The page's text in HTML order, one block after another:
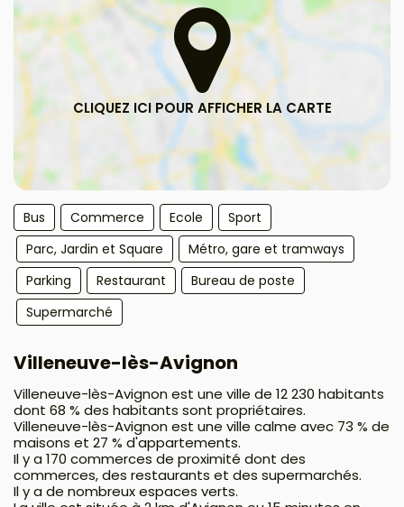
Bus Commerce Ecole
Sport
Parc, Jardin et Square
Métro, gare et tramways
Parking
Restaurant
Bureau de poste
Supermarché
Villeneuve-lès-Avignon
Villeneuve-lès-Avignon est une ville de 12 230 habitants
dont 68 % des habitants sont propriétaires.
Villeneuve-lès-Avignon est une ville calme avec 73 % de
maisons et 27 % d'appartements.
Il y a 170 commerces de proximité dont des
commerces, des restaurants et des supermarchés.
Il y a de nombreux espaces verts.